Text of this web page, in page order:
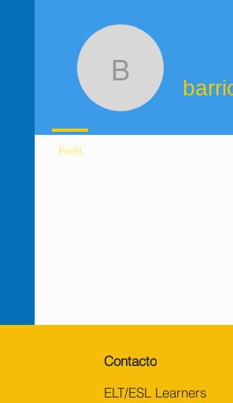
Fecha de registro: 8 dic 2022
Perfil
Contacto
ELT/ESL Learners